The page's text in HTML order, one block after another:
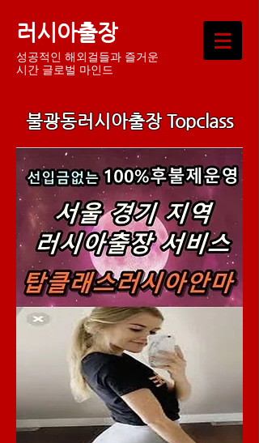
러시아출장
성공적인 해외걸들과 즐거운
시간 글로벌 마인드
불광동러시아출장 Topclass